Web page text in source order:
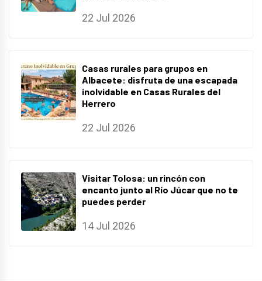
22 Jul 2026
Casas rurales para grupos en
Albacete: disfruta de una escapada
inolvidable en Casas Rurales del
Herrero
22 Jul 2026
Visitar Tolosa: un rincón con
encanto junto al Río Júcar que no te
puedes perder
14 Jul 2026